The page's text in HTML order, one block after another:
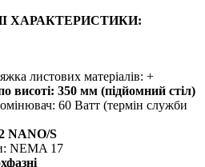
ХАРАКТЕРИСТИКИ:
листових матеріалів: +
висоті: 350 мм (підйомний стіл)
60 Ватт (термін служби
NANO/S
NEMA 17